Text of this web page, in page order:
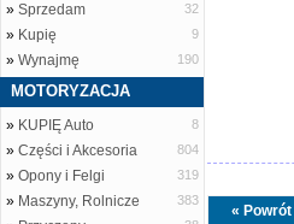
» Sprzedam 32
» Kupię 9
» Wynajmę 190
MOTORYZACJA
» KUPIĘ Auto 8
» Części i Akcesoria 804
» Opony i Felgi 319
» Maszyny, Rolnicze 383
« Powrót